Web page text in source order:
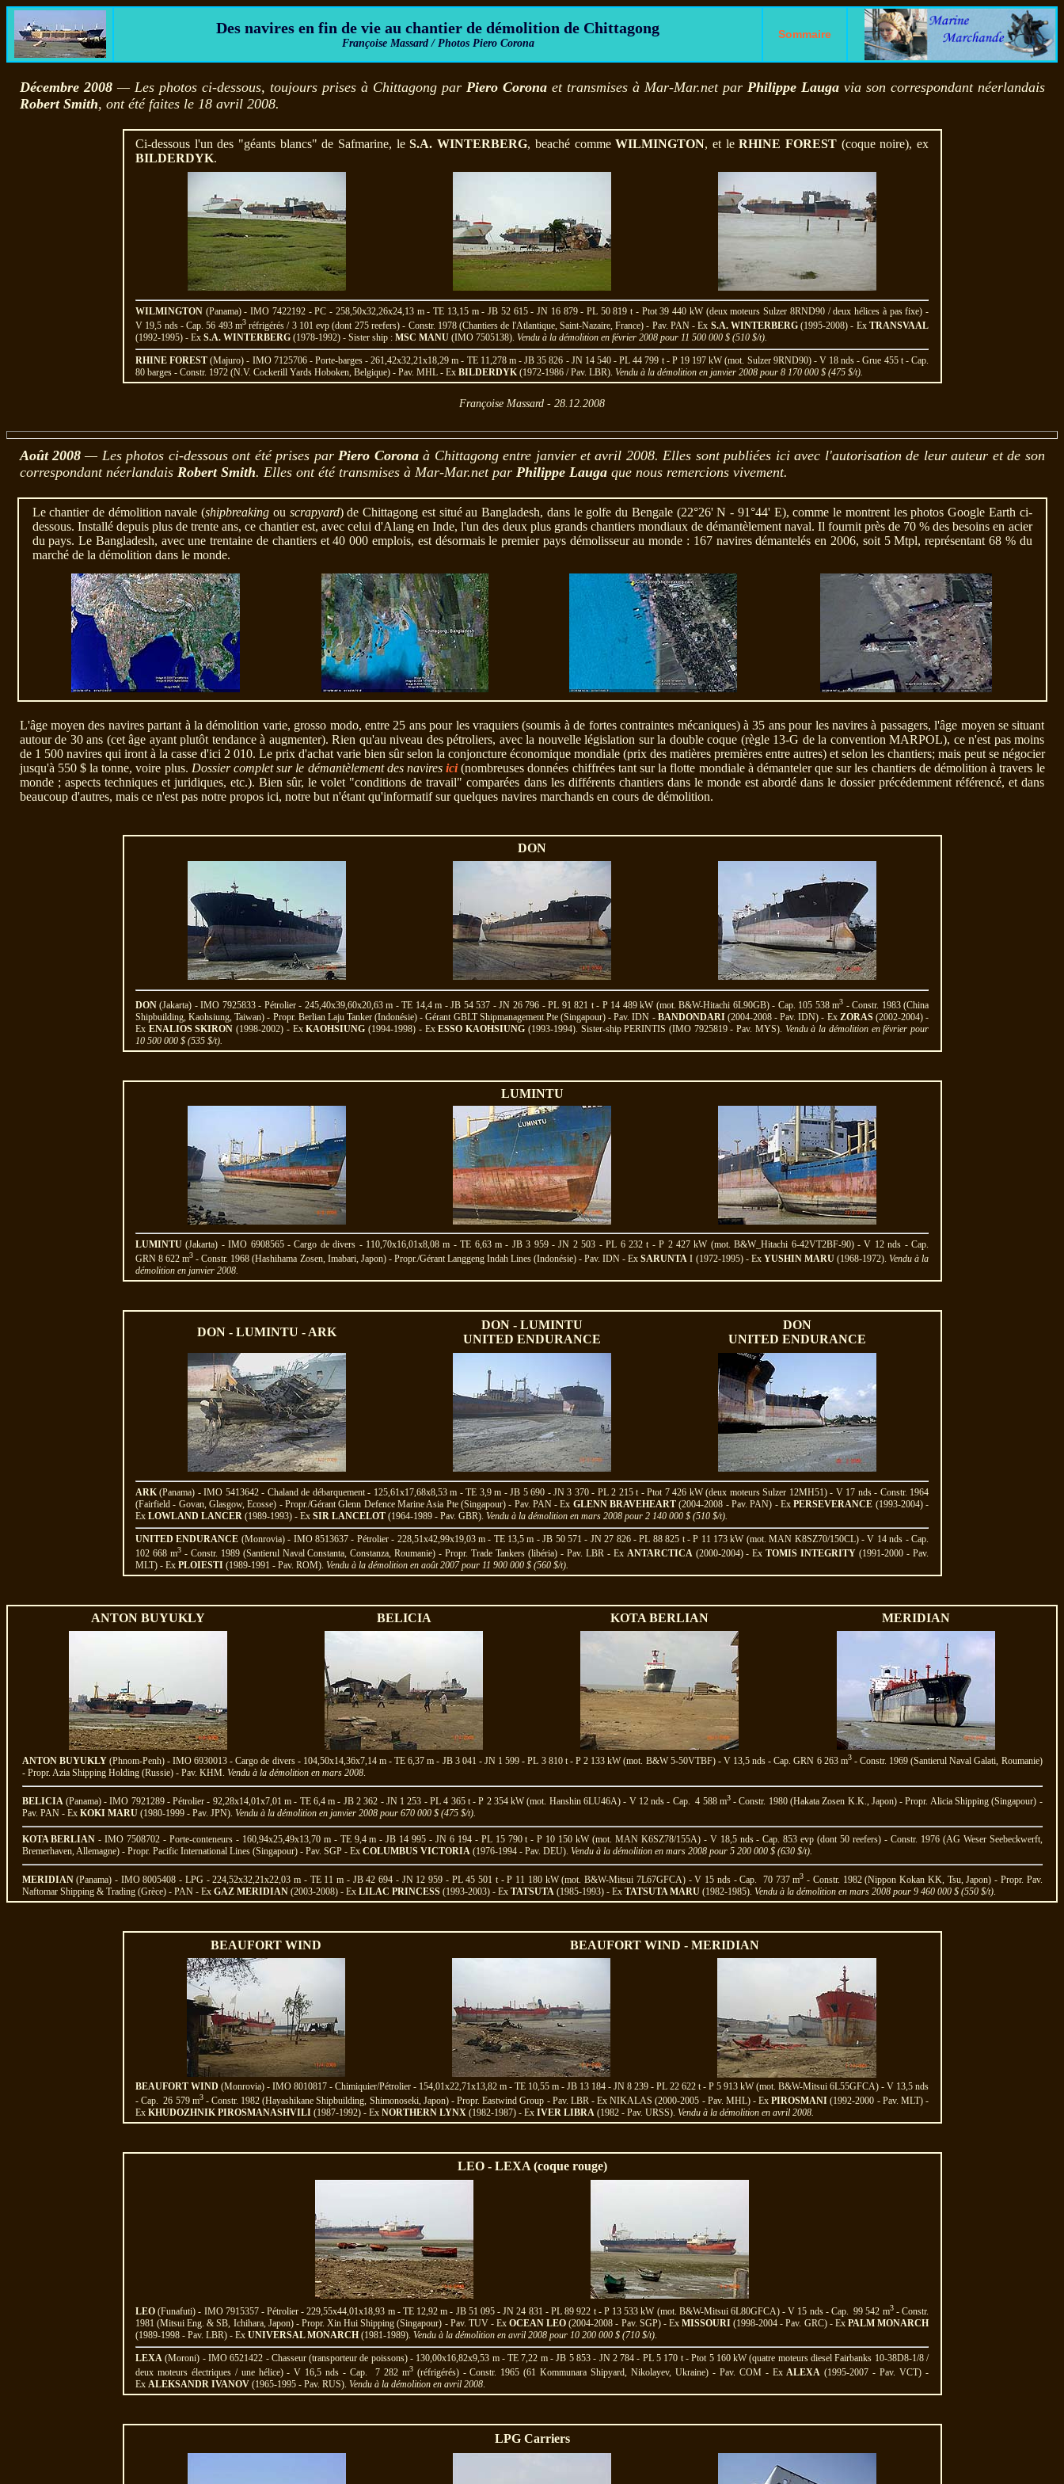
Des navires en fin de vie au chantier de démolition de Chittagong
Françoise Massard / Photos Piero Corona
Sommaire
Décembre 2008— Les photos ci-dessous, toujours prises à Chittagong par Piero Coronaet transmises à Mar-Mar.net par Philippe Laugavia son correspondant néerlandais
Robert Smith, ont été faites le 18 avril 2008.
Ci-dessous l'un des "géants blancs" de Safmarine, leS.A. WINTERBERG, beaché commeWILMINGTON, et leRHINE FOREST(coque noire), ex
BILDERDYK.
WILMINGTON (Panama) - IMO 7422192 - PC - 258,50x32,26x24,13 m - TE 13,15 m - JB 52 615 - JN 16 879 - PL 50 819 t - Ptot 39 440 kW (deux moteurs Sulzer 8RND90 / deux hélices à pas fixe) -
V 19,5 nds - Cap. 56 493 m3réfrigérés / 3 101 evp (dont 275 reefers) - Constr. 1978 (Chantiers de l'Atlantique, Saint-Nazaire, France) - Pav. PAN - Ex S.A. WINTERBERG(1995-2008) - ExTRANSVAAL
(1992-1995) - Ex S.A. WINTERBERG (1978-1992) - Sister ship : MSC MANU (IMO 7505138). Vendu à la démolition en février 2008 pour 11 500 000 $ (510 $/t).
RHINE FOREST (Majuro) - IMO 7125706 - Porte-barges - 261,42x32,21x18,29 m - TE 11,278 m - JB 35 826 - JN 14 540 - PL 44 799 t - P 19 197 kW (mot. Sulzer 9RND90) - V 18 nds - Grue 455 t - Cap.
80 barges - Constr. 1972 (N.V. Cockerill Yards Hoboken, Belgique) - Pav. MHL - Ex BILDERDYK(1972-1986 / Pav. LBR). Vendu à la démolition en janvier 2008 pour 8 170 000 $ (475 $/t).
Françoise Massard - 28.12.2008
Août 2008— Les photos ci-dessous ont été prises parPiero Coronaà Chittagong entre janvier et avril 2008. Elles sont publiées ici avec l'autorisation de leur auteur et de son
correspondant néerlandais Robert Smith. Elles ont été transmises à Mar-Mar.net par Philippe Laugaque nous remercions vivement.
Le chantier de démolition navale (shipbreaking ou scrapyard) de Chittagong est situé au Bangladesh, dans le golfe du Bengale (22°26' N - 91°44' E), comme le montrent les photos Google Earth ci-
dessous. Installé depuis plus de trente ans, ce chantier est, avec celui d'Alang en Inde, l'un des deux plus grands chantiers mondiaux de démantèlement naval. Il fournit près de 70 % des besoins en acier
du pays. Le Bangladesh, avec une trentaine de chantiers et 40 000 emplois, est désormais le premier pays démolisseur au monde : 167 navires démantelés en 2006, soit 5 Mtpl, représentant 68 % du
marché de la démolition dans le monde.
L'âge moyen des navires partant à la démolition varie, grosso modo, entre 25 ans pour les vraquiers (soumis à de fortes contraintes mécaniques) à 35 ans pour les navires à passagers, l'âge moyen se situant
autour de 30 ans (cet âge ayant plutôt tendance à augmenter). Rien qu'au niveau des pétroliers, avec la nouvelle législation sur la double coque (règle 13-G de la convention MARPOL), ce n'est pas moins
de 1 500 navires qui iront à la casse d'ici 2 010. Le prix d'achat varie bien sûr selon la conjoncture économique mondiale (prix des matières premières entre autres) et selon les chantiers; mais peut se négocier
jusqu'à 550 $ la tonne, voire plus. Dossier complet sur le démantèlement des naviresici (nombreuses données chiffrées tant sur la flotte mondiale à démanteler que sur les chantiers de démolition à travers le
monde ; aspects techniques et juridiques, etc.). Bien sûr, le volet "conditions de travail" comparées dans les différents chantiers dans le monde est abordé dans le dossier précédemment référencé, et dans
beaucoup d'autres, mais ce n'est pas notre propos ici, notre but n'étant qu'informatif sur quelques navires marchands en cours de démolition.
DON
DON (Jakarta) - IMO 7925833 - Pétrolier - 245,40x39,60x20,63 m - TE 14,4 m - JB 54 537 - JN 26 796 - PL 91 821 t - P 14 489 kW (mot. B&W-Hitachi 6L90GB) - Cap. 105 538 m3 - Constr. 1983 (China
Shipbuilding, Kaohsiung, Taiwan) - Propr. Berlian Laju Tanker (Indonésie) - Gérant GBLT Shipmanagement Pte (Singapour) - Pav. IDN - BANDONDARI(2004-2008 - Pav. IDN) - Ex ZORAS(2002-2004) -
Ex ENALIOS SKIRON (1998-2002) - ExKAOHSIUNG (1994-1998) - ExESSO KAOHSIUNG (1993-1994). Sister-ship PERINTIS (IMO 7925819 - Pav. MYS). Vendu à la démolition en février pour
10 500 000 $ (535 $/t).
LUMINTU
LUMINTU (Jakarta) - IMO 6908565 - Cargo de divers - 110,70x16,01x8,08 m - TE 6,63 m - JB 3 959 - JN 2 503 - PL 6 232 t - P 2 427 kW (mot. B&W_Hitachi 6-42VT2BF-90) - V 12 nds - Cap.
GRN 8 622 m3 - Constr. 1968 (Hashihama Zosen, Imabari, Japon) - Propr./Gérant Langgeng Indah Lines (Indonésie) - Pav. IDN - ExSARUNTA I (1972-1995) - Ex YUSHIN MARU(1968-1972). Vendu à la
démolition en janvier 2008.
DON - LUMINTU - ARK
DON - LUMINTU
UNITED ENDURANCE
DON
UNITED ENDURANCE
ARK(Panama) - IMO 5413642 - Chaland de débarquement - 125,61x17,68x8,53 m - TE 3,9 m - JB 5 690 - JN 3 370 - PL 2 215 t - Ptot 7 426 kW (deux moteurs Sulzer 12MH51) - V 17 nds - Constr. 1964
(Fairfield - Govan, Glasgow, Ecosse) - Propr./Gérant Glenn Defence Marine Asia Pte (Singapour) - Pav. PAN - Ex GLENN BRAVEHEART (2004-2008 - Pav. PAN) - ExPERSEVERANCE (1993-2004) -
Ex LOWLAND LANCER (1989-1993) - Ex SIR LANCELOT (1964-1989 - Pav. GBR). Vendu à la démolition en mars 2008 pour 2 140 000 $ (510 $/t).
UNITED ENDURANCE (Monrovia) - IMO 8513637 - Pétrolier - 228,51x42,99x19,03 m - TE 13,5 m - JB 50 571 - JN 27 826 - PL 88 825 t - P 11 173 kW (mot. MAN K8SZ70/150CL) - V 14 nds - Cap.
102 668 m3- Constr. 1989 (Santierul Naval Constanta, Constanza, Roumanie) - Propr. Trade Tankers (libéria) - Pav. LBR - Ex ANTARCTICA(2000-2004) - ExTOMIS INTEGRITY (1991-2000 - Pav.
MLT) - Ex PLOIESTI (1989-1991 - Pav. ROM). Vendu à la démolition en août 2007 pour 11 900 000 $ (560 $/t).
ANTON BUYUKLY BELICIA KOTA BERLIAN MERIDIAN
ANTON BUYUKLY(Phnom-Penh) - IMO 6930013 - Cargo de divers - 104,50x14,36x7,14 m - TE 6,37 m - JB 3 041 - JN 1 599 - PL 3 810 t - P 2 133 kW (mot. B&W 5-50VTBF) - V 13,5 nds - Cap. GRN 6 263 m3- Constr. 1969 (Santierul Naval Galati, Roumanie)
- Propr. Azia Shipping Holding (Russie) - Pav. KHM. Vendu à la démolition en mars 2008.
BELICIA(Panama) - IMO 7921289 - Pétrolier - 92,28x14,01x7,01 m - TE 6,4 m - JB 2 362 - JN 1 253 - PL 4 365 t - P 2 354 kW (mot. Hanshin 6LU46A) - V 12 nds - Cap. 4 588 m3- Constr. 1980 (Hakata Zosen K.K., Japon) - Propr. Alicia Shipping (Singapour) -
Pav. PAN - Ex KOKI MARU(1980-1999 - Pav. JPN). Vendu à la démolition en janvier 2008 pour 670 000 $ (475 $/t).
KOTA BERLIAN - IMO 7508702 - Porte-conteneurs - 160,94x25,49x13,70 m - TE 9,4 m - JB 14 995 - JN 6 194 - PL 15 790 t - P 10 150 kW (mot. MAN K6SZ78/155A) - V 18,5 nds - Cap. 853 evp (dont 50 reefers) - Constr. 1976 (AG Weser Seebeckwerft,
Bremerhaven, Allemagne) - Propr. Pacific International Lines (Singapour) - Pav. SGP - Ex COLUMBUS VICTORIA(1976-1994 - Pav. DEU). Vendu à la démolition en mars 2008 pour 5 200 000 $ (630 $/t).
MERIDIAN(Panama) - IMO 8005408 - LPG - 224,52x32,21x22,03 m - TE 11 m - JB 42 694 - JN 12 959 - PL 45 501 t - P 11 180 kW (mot. B&W-Mitsui 7L67GFCA) - V 15 nds - Cap. 70 737 m3 - Constr. 1982 (Nippon Kokan KK, Tsu, Japon) - Propr. Pav.
Naftomar Shipping & Trading (Grèce) - PAN - Ex GAZ MERIDIAN(2003-2008) - Ex LILAC PRINCESS(1993-2003) - Ex TATSUTA(1985-1993) - Ex TATSUTA MARU(1982-1985). Vendu à la démolition en mars 2008 pour 9 460 000 $ (550 $/t).
BEAUFORT WIND BEAUFORT WIND - MERIDIAN
BEAUFORT WIND (Monrovia) - IMO 8010817 - Chimiquier/Pétrolier - 154,01x22,71x13,82 m - TE 10,55 m - JB 13 184 - JN 8 239 - PL 22 622 t - P 5 913 kW (mot. B&W-Mitsui 6L55GFCA) - V 13,5 nds
- Cap. 26 579 m3- Constr. 1982 (Hayashikane Shipbuilding, Shimonoseki, Japon) - Propr. Eastwind Group - Pav. LBR - Ex NIKALAS (2000-2005 - Pav. MHL) - ExPIROSMANI (1992-2000 - Pav. MLT) -
Ex KHUDOZHNIK PIROSMANASHVILI (1987-1992) - Ex NORTHERN LYNX (1982-1987) - Ex IVER LIBRA (1982 - Pav. URSS). Vendu à la démolition en avril 2008.
LEO - LEXA (coque rouge)
LEO (Funafuti) - IMO 7915357 - Pétrolier - 229,55x44,01x18,93 m - TE 12,92 m - JB 51 095 - JN 24 831 - PL 89 922 t - P 13 533 kW (mot. B&W-Mitsui 6L80GFCA) - V 15 nds - Cap. 99 542 m3- Constr.
1981 (Mitsui Eng. & SB, Ichihara, Japon) - Propr. Xin Hui Shipping (Singapour) - Pav. TUV - ExOCEAN LEO (2004-2008 - Pav. SGP) - ExMISSOURI (1998-2004 - Pav. GRC) - Ex PALM MONARCH
(1989-1998 - Pav. LBR) - Ex UNIVERSAL MONARCH (1981-1989). Vendu à la démolition en avril 2008 pour 10 200 000 $ (710 $/t).
LEXA (Moroni) - IMO 6521422 - Chasseur (transporteur de poissons) - 130,00x16,82x9,53 m - TE 7,22 m - JB 5 853 - JN 2 784 - PL 5 170 t - Ptot 5 160 kW (quatre moteurs diesel Fairbanks 10-38D8-1/8 /
deux moteurs électriques / une hélice) - V 16,5 nds - Cap. 7 282 m3(réfrigérés) - Constr. 1965 (61 Kommunara Shipyard, Nikolayev, Ukraine) - Pav. COM - ExALEXA (1995-2007 - Pav. VCT) -
Ex ALEKSANDR IVANOV (1965-1995 - Pav. RUS). Vendu à la démolition en avril 2008.
LPG Carriers